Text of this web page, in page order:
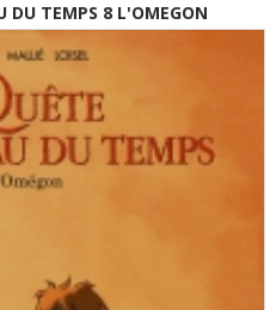
DU TEMPS 8 L'OMEGON